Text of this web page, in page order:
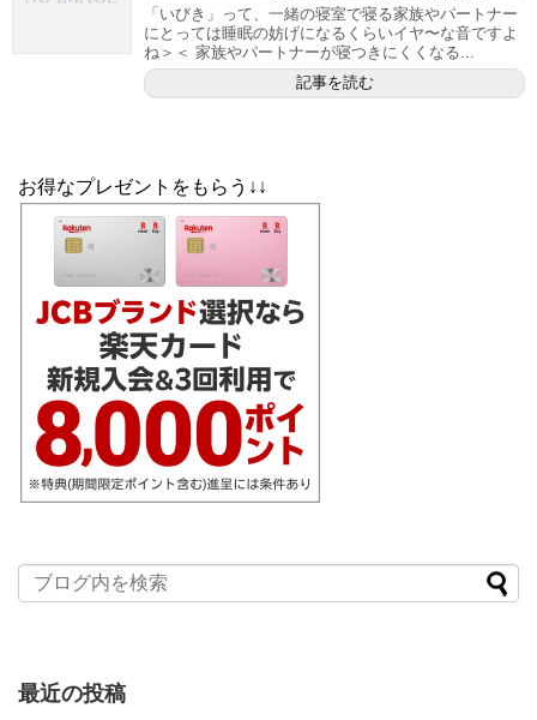
「いびき」って、一緒の寝室で寝る家族やパートナー
にとっては睡眠の妨げになるくらいイヤ〜な音ですよ
ね＞＜ 家族やパートナーが寝つきにくくなる...
記事を読む
お得なプレゼントをもらう↓↓
最近の投稿